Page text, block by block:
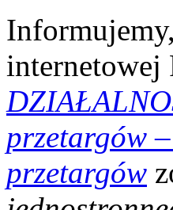
internetowej
przetargów
przetargów